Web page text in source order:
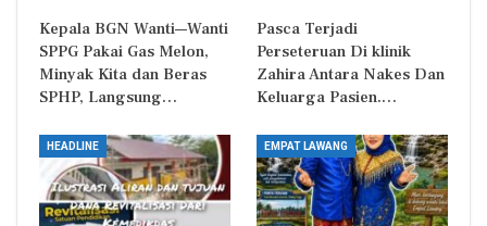
Kepala BGN Wanti—Wanti
SPPG Pakai Gas Melon,
Minyak Kita dan Beras
SPHP, Langsung…
Pasca Terjadi
Perseteruan Di klinik
Zahira Antara Nakes Dan
Keluarga Pasien.…
HEADLINE EMPAT LAWANG